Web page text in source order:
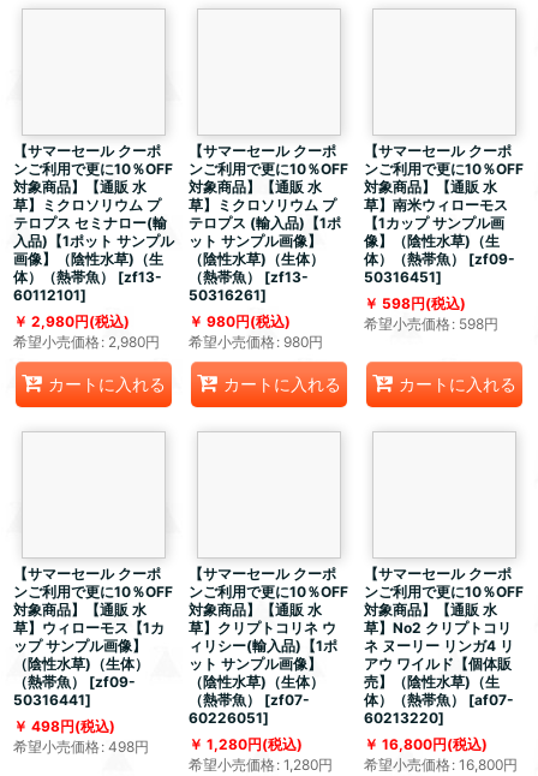
【サマーセール クーポ
ンご利用で更に10％OFF
対象商品】【通販 水
草】ミクロソリウム プ
テロプス セミナロー(輸
入品)【1ポット サンプル
画像】（陰性水草)（生
体）（熱帯魚）
[zf13-
60112101]
2,980円(税込)
希望小売価格: 2,980円
カートに入れる
【サマーセール クーポ
ンご利用で更に10％OFF
対象商品】【通販 水
草】ミクロソリウム プ
テロプス (輸入品)【1ポ
ット サンプル画像】
（陰性水草)（生体）
（熱帯魚）
[zf13-
50316261]
980円(税込)
希望小売価格: 980円
カートに入れる
【サマーセール クーポ
ンご利用で更に10％OFF
対象商品】【通販 水
草】南米ウィローモス
【1カップ サンプル画
像】（陰性水草)（生
体）（熱帯魚）
[zf09-
50316451]
598円(税込)
希望小売価格: 598円
カートに入れる
【サマーセール クーポ
ンご利用で更に10％OFF
対象商品】【通販 水
草】ウィローモス【1カ
ップ サンプル画像】
（陰性水草)（生体）
（熱帯魚）
[zf09-
50316441]
498円(税込)
希望小売価格: 498円
【サマーセール クーポ
ンご利用で更に10％OFF
対象商品】【通販 水
草】クリプトコリネ ウ
ィリシー(輸入品)【1ポ
ット サンプル画像】
（陰性水草)（生体）
（熱帯魚）
[zf07-
60226051]
1,280円(税込)
希望小売価格: 1,280円
【サマーセール クーポ
ンご利用で更に10％OFF
対象商品】【通販 水
草】No2 クリプトコリ
ネ ヌーリー リンガ4 リ
アウ ワイルド【個体販
売】（陰性水草)（生
体）（熱帯魚）
[af07-
60213220]
16,800円(税込)
希望小売価格: 16,800円